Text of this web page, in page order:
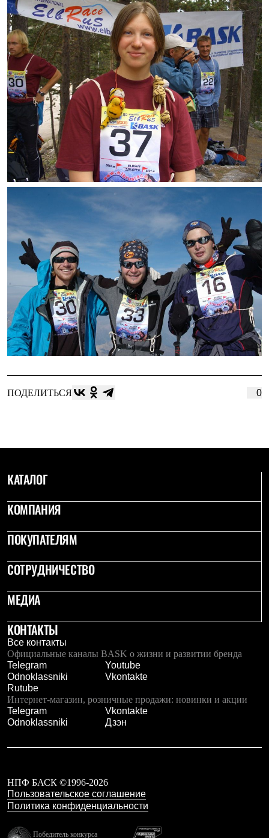
ПОДЕЛИТЬСЯ 0
КАТАЛОГ
КОМПАНИЯ
ПОКУПАТЕЛЯМ
СОТРУДНИЧЕСТВО
МЕДИА
КОНТАКТЫ
Все контакты
Официальные каналы BASK о жизни и развитии бренда
Telegram
Youtube
Odnoklassniki
Vkontakte
Rutube
Интернет-магазин, розничные продажи: новинки и акции
Telegram
Vkontakte
Odnoklassniki
Дзэн
НПФ БАСК ©1996-2026
Пользовательское соглашение
Политика конфиденциальности
Победитель конкурса